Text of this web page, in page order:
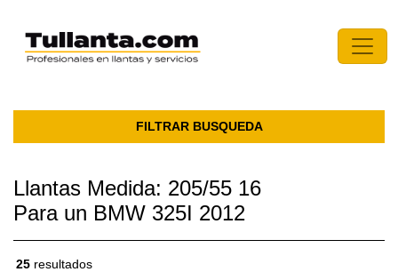
FILTRAR BUSQUEDA
Llantas Medida: 205/55 16
Para un BMW 325I 2012
25 resultados